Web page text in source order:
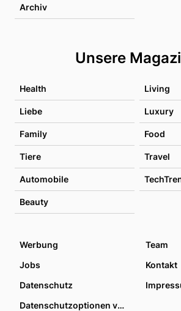
Archiv
Unsere
Health Living
Liebe Luxury
Family Food
Tiere Travel
Automobile
Beauty
Werbung
Team
Jobs
Kontakt
Datenschutz
Datenschutzoptionen verwalten